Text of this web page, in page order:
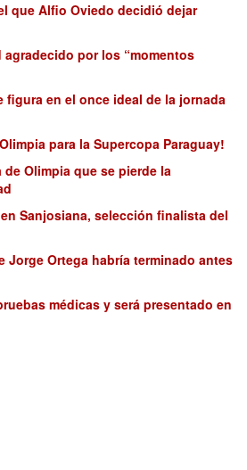
que Alfio Oviedo decidió dejar
por los “momentos
figura en el once ideal de la jornada
para la Supercopa Paraguay!
de Olimpia que se pierde la
Sanjosiana, selección finalista del
Jorge Ortega habría terminado antes
médicas y será presentado en